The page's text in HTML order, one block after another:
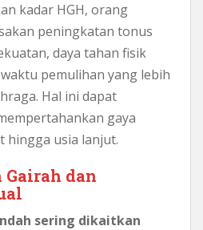
kadar HGH, orang
peningkatan tonus
daya tahan fisik
pemulihan yang lebih
Hal ini dapat
gaya
hingga usia lanjut.
dan
sering dikaitkan